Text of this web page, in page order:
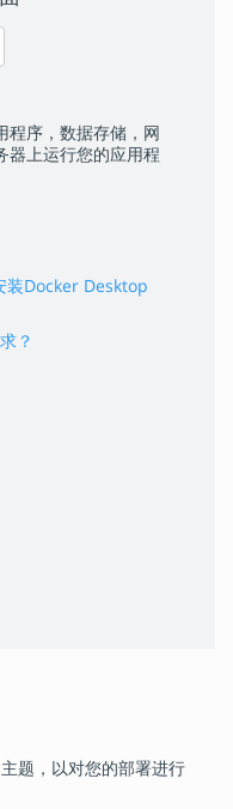
程序，数据存储，网
器上运行您的应用程
装Docker Desktop
？
题，以对您的部署进​​行